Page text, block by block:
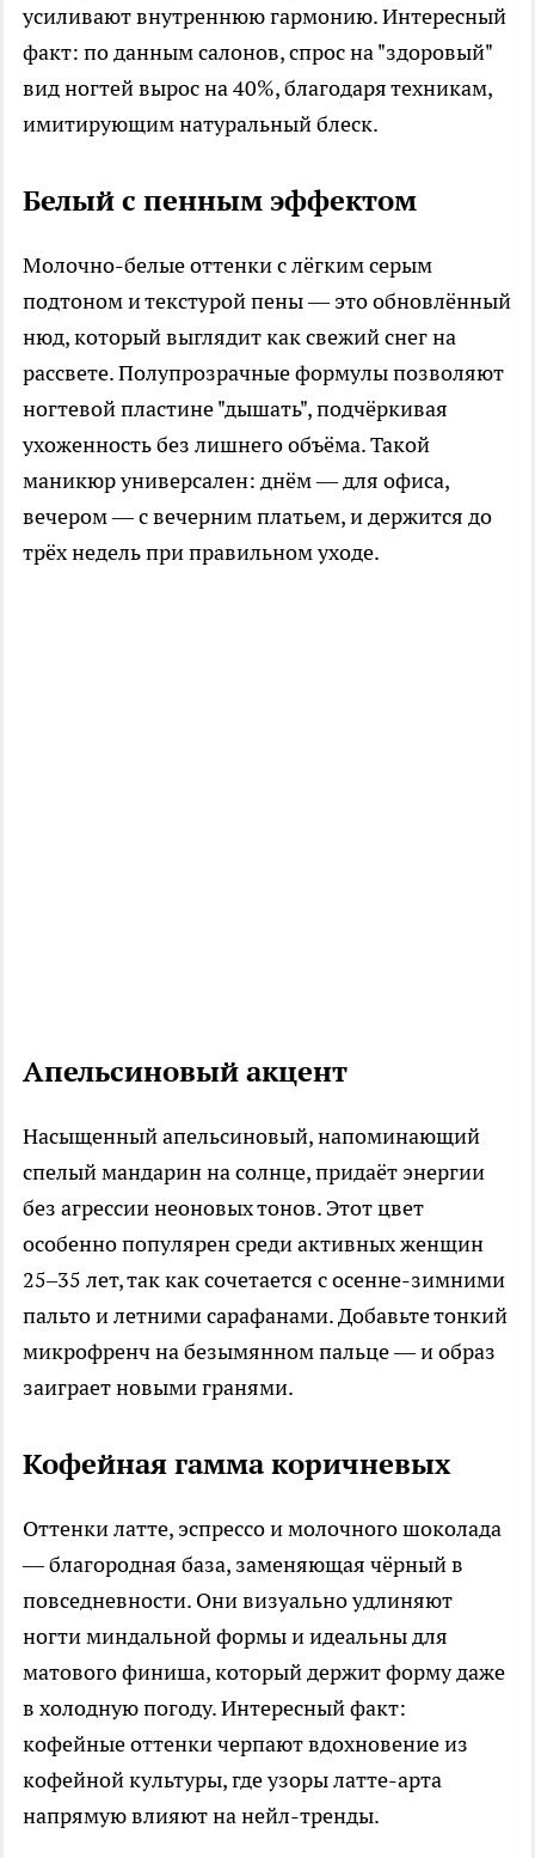
усиливают внутреннюю гармонию. Интересный
факт: по данным салонов, спрос на "здоровый"
вид ногтей вырос на 40%, благодаря техникам,
имитирующим натуральный блеск.
Белый с пенным эффектом
Молочно-белые оттенки с лёгким серым
подтоном и текстурой пены — это обновлённый
нюд, который выглядит как свежий снег на
рассвете. Полупрозрачные формулы позволяют
ногтевой пластине "дышать", подчёркивая
ухоженность без лишнего объёма. Такой
маникюр универсален: днём — для офиса,
вечером — с вечерним платьем, и держится до
трёх недель при правильном уходе.
Апельсиновый акцент
Насыщенный апельсиновый, напоминающий
спелый мандарин на солнце, придаёт энергии
без агрессии неоновых тонов. Этот цвет
особенно популярен среди активных женщин
25–35 лет, так как сочетается с осенне-зимними
пальто и летними сарафанами. Добавьте тонкий
микрофренч на безымянном пальце — и образ
заиграет новыми гранями.
Кофейная гамма коричневых
Оттенки латте, эспрессо и молочного шоколада
— благородная база, заменяющая чёрный в
повседневности. Они визуально удлиняют
ногти миндальной формы и идеальны для
матового финиша, который держит форму даже
в холодную погоду. Интересный факт:
кофейные оттенки черпают вдохновение из
кофейной культуры, где узоры латте-арта
напрямую влияют на нейл-тренды.